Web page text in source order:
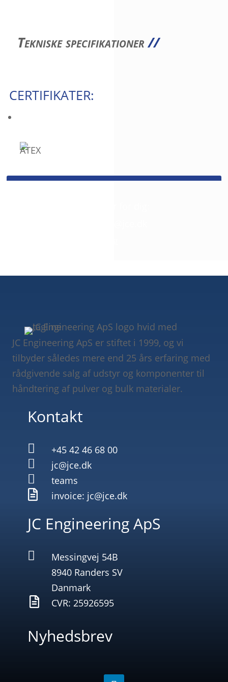
Tekniske specifikationer//
CERTIFIKATER:
JC Engineering ApS er stiftet i 1999, og vi
tilbyder således mere end 25 års erfaring med
rådgivende salg af udstyr og komponenter til
håndtering af pulver og bulk materialer.
Kontakt
 +45 42 46 68 00
 jc@jce.dk
 teams
 invoice: jc@jce.dk
JC Engineering ApS

Messingvej 54B
8940 Randers SV
Danmark
 CVR: 25926595
Nyhedsbrev